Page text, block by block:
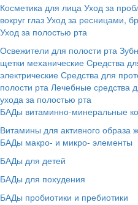
Косметика для лица Уход за
вокруг глаз Уход за ресницами,
Уход за полостью рта
Освежители для полости рта
щетки механические Средства
электрические Средства для
полости рта Лечебные средства
ухода за полостью рта
БАДы витаминно-минеральные
Витамины для активного образа
БАДы макро- и микро- элементы
БАДы для детей
БАДы для похудения
БАДы пробиотики и пребиотики